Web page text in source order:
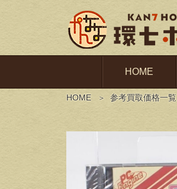
HOME
HOME 参考買取価格一覧